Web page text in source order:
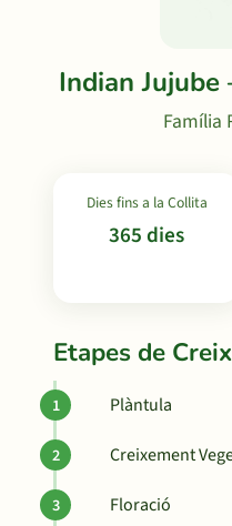
Indian
Família
Dies fins a la Collita
365 dies
Etapes de
Plàntula
Creixement
Floració